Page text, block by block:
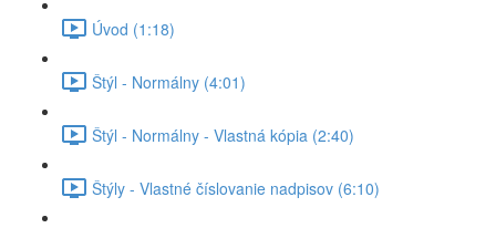
Úvod (1:18)
Štýl - Normálny (4:01)
Štýl - Normálny - Vlastná kópia (2:40)
Štýly - Vlastné číslovanie nadpisov (6:10)